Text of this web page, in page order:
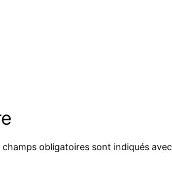
champs obligatoires sont indiqués avec